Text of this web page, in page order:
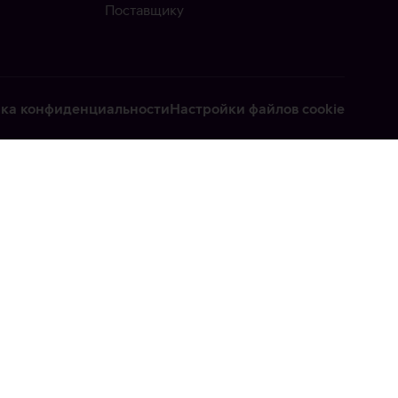
Поставщику
конфиденциальностиНастройки файлов cookie